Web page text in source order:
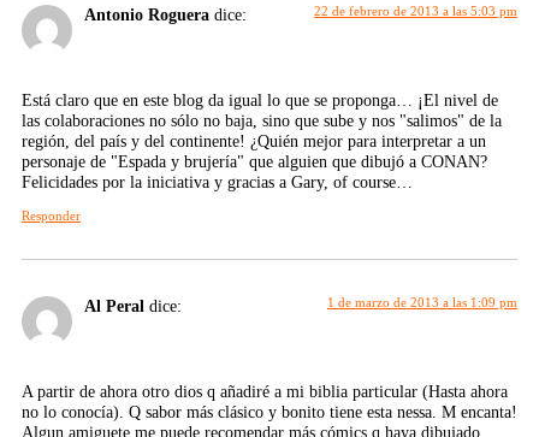
Antonio Roguera dice: 22 de febrero de 2013 a las 5:03 pm
Está claro que en este blog da igual lo que se proponga… ¡El nivel de
las colaboraciones no sólo no baja, sino que sube y nos "salimos" de la
región, del país y del continente! ¿Quién mejor para interpretar a un
personaje de "Espada y brujería" que alguien que dibujó a CONAN?
Felicidades por la iniciativa y gracias a Gary, of course…
Responder
Al Peral dice: 1 de marzo de 2013 a las 1:09 pm
A partir de ahora otro dios q añadiré a mi biblia particular (Hasta ahora
no lo conocía). Q sabor más clásico y bonito tiene esta nessa. M encanta!
Algun amiguete me puede recomendar más cómics q haya dibujado